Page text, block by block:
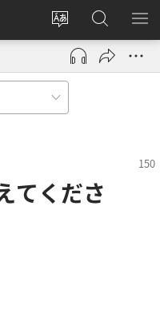
サ
イ
ト
の
言
え
る
ロ
グ
ン
し
で
開
JW.ORG
の
検
メ
を
てくださ